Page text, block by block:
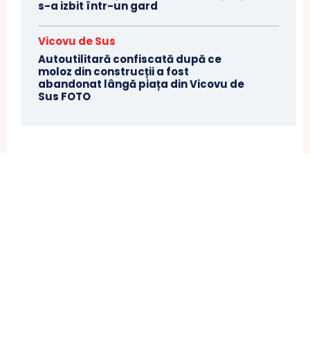
s-a izbit într-un gard
Vicovu de Sus
Autoutilitară confiscată după ce
moloz din construcții a fost
abandonat lângă piața din Vicovu de
Sus FOTO